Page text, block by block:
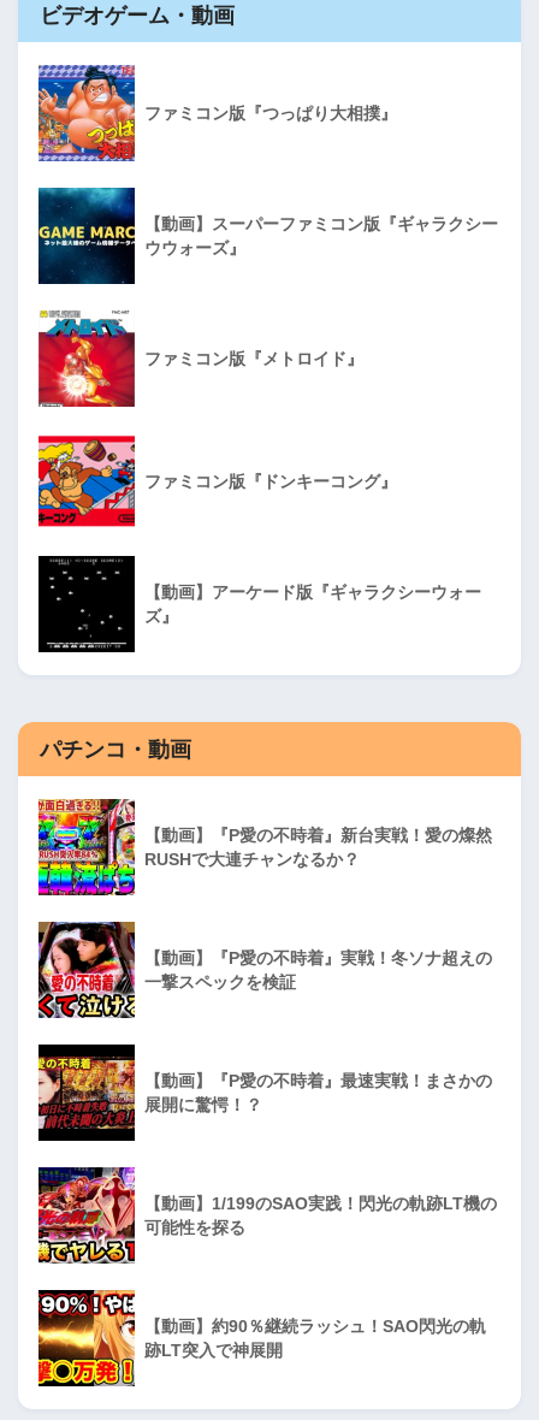
ビデオゲーム・動画
ファミコン版『つっぱり大相撲』
【動画】スーパーファミコン版『ギャラクシー
ウウォーズ』
ファミコン版『メトロイド』
ファミコン版『ドンキーコング』
【動画】アーケード版『ギャラクシーウォー
ズ』
パチンコ・動画
【動画】『P愛の不時着』新台実戦！愛の燦然
RUSHで大連チャンなるか？
【動画】『P愛の不時着』実戦！冬ソナ超えの
一撃スペックを検証
【動画】『P愛の不時着』最速実戦！まさかの
展開に驚愕！？
【動画】1/199のSAO実践！閃光の軌跡LT機の
可能性を探る
【動画】約90％継続ラッシュ！SAO閃光の軌
跡LT突入で神展開